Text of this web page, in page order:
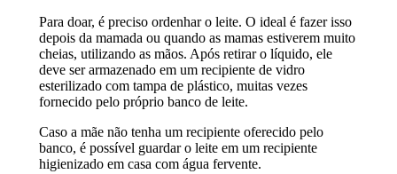
Para doar, é preciso ordenhar o leite. O ideal é fazer isso
depois da mamada ou quando as mamas estiverem muito
cheias, utilizando as mãos. Após retirar o líquido, ele
deve ser armazenado em um recipiente de vidro
esterilizado com tampa de plástico, muitas vezes
fornecido pelo próprio banco de leite.
Caso a mãe não tenha um recipiente oferecido pelo
banco, é possível guardar o leite em um recipiente
higienizado em casa com água fervente.